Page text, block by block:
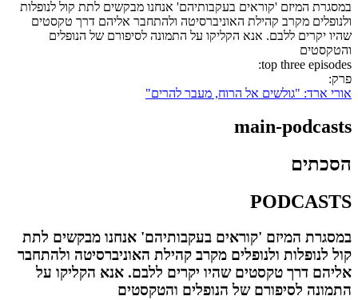
במסגרת המיזם 'קוראים בעקבותיהם' אנחנו מבקשים לתת קול לנופלות
ולנופלים מקרב קהילת האוניברסיטה ולהתחבר אליהם דרך טקסטים
שהיו יקרים ללבם. אנא הקליקו על התמונה לסיפורם של הנופלים
והטקסטים
top three episodes:
פרק:
אורי ארד: "גולשים אל הרוח, מעבר להרים"
main-podcasts
הסכתים
PODCASTS
במסגרת המיזם 'קוראים בעקבותיהם' אנחנו מבקשים לתת
קול לנופלות ולנופלים מקרב קהילת האוניברסיטה ולהתחבר
אליהם דרך טקסטים שהיו יקרים ללבם. אנא הקליקו על
התמונה לסיפורם של הנופלים והטקסטים